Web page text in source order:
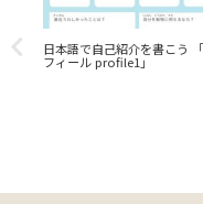
【Chiik!】3Dイリュージョン
を作ろう！プリント・ダウン